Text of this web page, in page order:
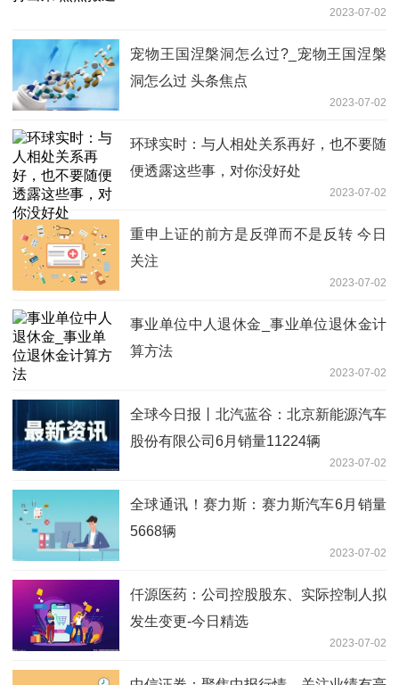
2023-07-02
宠物王国涅槃洞怎么过?_宠物王国涅槃
洞怎么过 头条焦点
2023-07-02
环球实时：与人相处关系再好，也不要随
便透露这些事，对你没好处
2023-07-02
重申上证的前方是反弹而不是反转 今日
关注
2023-07-02
事业单位中人退休金_事业单位退休金计
算方法
2023-07-02
全球今日报丨北汽蓝谷：北京新能源汽车
股份有限公司6月销量11224辆
2023-07-02
全球通讯！赛力斯：赛力斯汽车6月销量
5668辆
2023-07-02
仟源医药：公司控股股东、实际控制人拟
发生变更-今日精选
2023-07-02